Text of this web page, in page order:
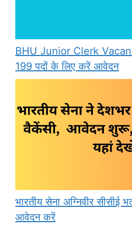
BHU Junior Clerk
199 पदों के लिए करें आवेदन
भारतीय सेना अग्निवीर सीसीई
आवेदन करें